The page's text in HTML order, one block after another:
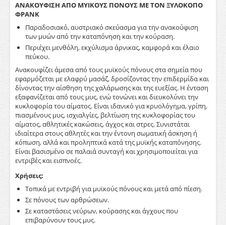
ΑΝΑΚΟΥΦΙΣΗ ΑΠΟ ΜΥΙΚΟΥΣ ΠΟΝΟΥΣ ΜΕ ΤΟΝ ΞΥΛΟΚΟΠΟ
ΦΡΑΝΚ
Παραδοσιακό, αυστριακό σκεύασμα για την ανακούφιση
των μυών από την καταπόνηση και την κούραση.
Περιέχει μενθόλη, εκχύλισμα άρνικας, καμφορά και έλαιο
πεύκου.
Ανακουφίζει άμεσα από τους μυϊκούς πόνους στα σημεία που
εφαρμόζεται με ελαφρύ μασάζ, δροσίζοντας την επιδερμίδα και
δίνοντας την αίσθηση της χαλάρωσης και της ευεξίας. Η ένταση
εξαφανίζεται από τους μυς, ενώ τονώνει και διευκολύνει την
κυκλοφορία του αίματος. Είναι ιδανικό για κρυολόγημα, γρίπη,
πιασμένους μυς, ισχιαλγίες, βελτίωση της κυκλοφορίας του
αίματος, αθλητικές κακώσεις, άγχος και στρες. Συνιστάται
ιδιαίτερα στους αθλητές και την έντονη σωματική άσκηση ή
κόπωση, αλλά και προληπτικά κατά της μυϊκής καταπόνησης.
Είναι βασισμένο σε παλαιά συνταγή και χρησιμοποιείται για
εντριβές και εισπνοές.
Χρήσεις:
Τοπικά με εντριβή για μυϊκούς πόνους και μετά από πίεση.
Σε πόνους των αρθρώσεων.
Σε καταστάσεις νεύρων, κούρασης και άγχους που
επιβαρύνουν τους μυς.